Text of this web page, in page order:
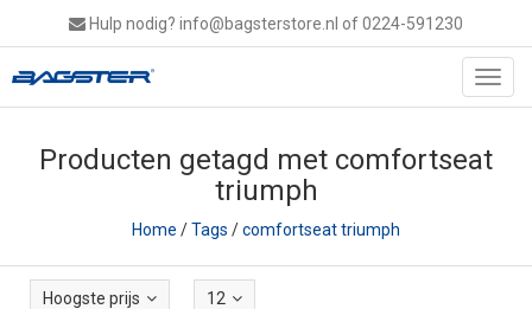
Hulp nodig? info@bagsterstore.nl of 0224-591230
Producten getagd met comfortseat
triumph
Home /Tags /comfortseat triumph
Hoogste prijs 12